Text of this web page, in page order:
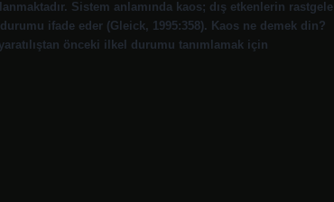
Sistem anlamında kaos; dış etkenlerin rastgele
ifade eder (Gleick, 1995:358). Kaos ne demek din?
önceki ilkel durumu tanımlamak için